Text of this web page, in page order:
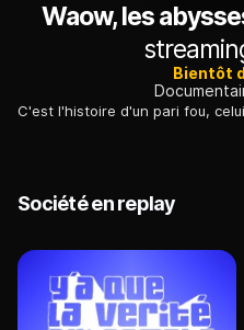
Waow, les
Bientôt
Société en replay